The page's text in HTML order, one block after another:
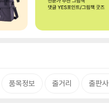
품목정보 줄거리 출판